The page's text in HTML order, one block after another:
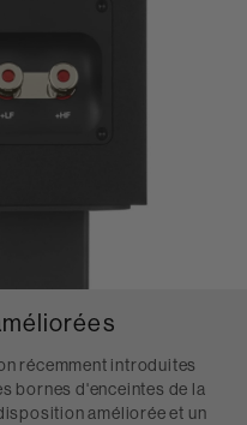
récemment introduites
bornes d'enceintes de la
améliorée et un